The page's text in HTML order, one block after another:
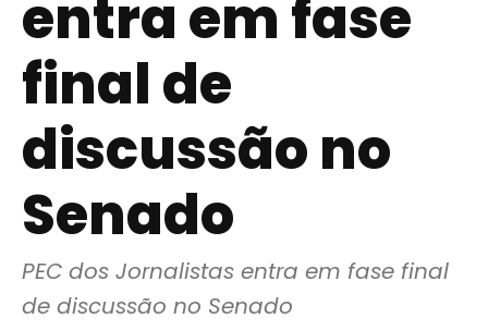
entra em fase
final de
discussão no
Senado
PEC dos Jornalistas entra em fase final
de discussão no Senado